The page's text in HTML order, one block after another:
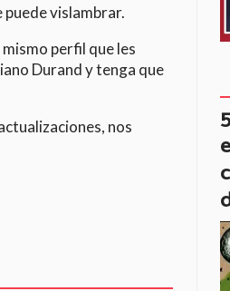
puede vislambrar.
perfil que les
Durand y tenga que
nos